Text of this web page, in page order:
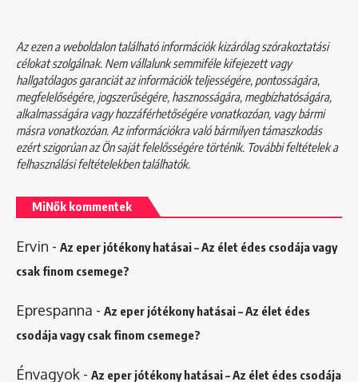
Az ezen a weboldalon található információk kizárólag szórakoztatási
célokat szolgálnak. Nem vállalunk semmiféle kifejezett vagy
hallgatólagos garanciát az információk teljességére, pontosságára,
megfelelőségére, jogszerűségére, hasznosságára, megbízhatóságára,
alkalmasságára vagy hozzáférhetőségére vonatkozóan, vagy bármi
másra vonatkozóan. Az információkra való bármilyen támaszkodás
ezért szigorúan az Ön saját felelősségére történik. További feltételek a
felhasználási feltételekbentalálhatók.
MiNők kommentek
Ervin - Az eper jótékony hatásai – Az élet édes csodája vagy
csak finom csemege?
Eprespanna - Az eper jótékony hatásai – Az élet édes
csodája vagy csak finom csemege?
Énvagyok - Az eper jótékony hatásai – Az élet édes csodája